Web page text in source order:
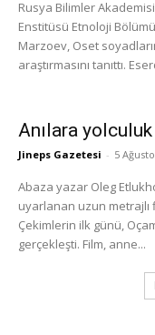
Rusya Bilimler
Enstitüsü Etnoloji
Marzoev, Oset
araştırmasını tanıttı.
Anılara yolculuk
Jineps Gazetesi - 5
Abaza yazar Oleg
uyarlanan uzun metrajlı
Çekimlerin ilk günü,
gerçekleşti. Film, anne...